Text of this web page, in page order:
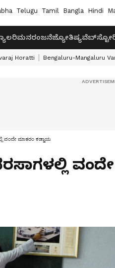
Telugu Tamil Bangla Hindi
ಮನರಂಜನೆಜ್ಯೋತಿಷ್ಯ
Horatti Bengaluru-Mangaluru
ವಂದೇ ಮಾತರಂ ಕಡ್ಡಾಯ